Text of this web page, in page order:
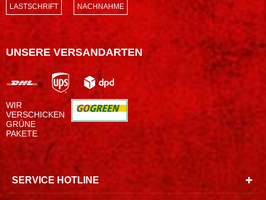
LASTSCHRIFT NACHNAHME
UNSERE VERSANDARTEN
WIR
VERSCHICKEN
GRÜNE
PAKETE
SERVICE HOTLINE